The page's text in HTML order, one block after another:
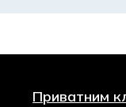
Приватним